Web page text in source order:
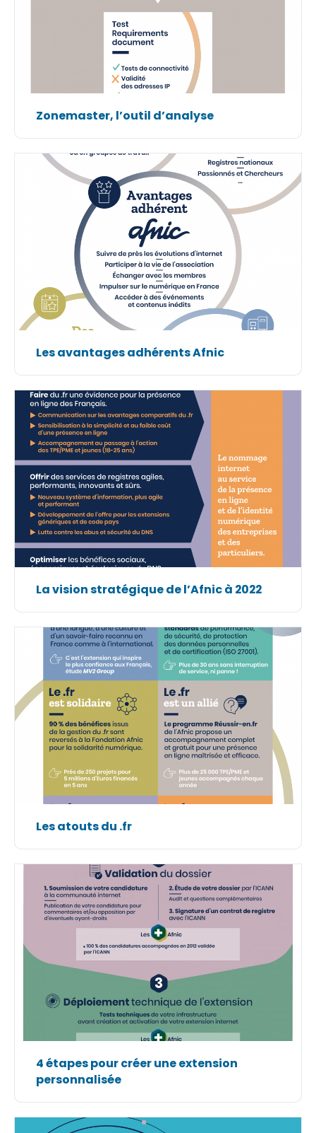
Zonemaster, l’outil d’analyse
Les avantages adhérents Afnic
La vision stratégique de l’Afnic à 2022
Les atouts du .fr
4 étapes pour créer une extension
personnalisée